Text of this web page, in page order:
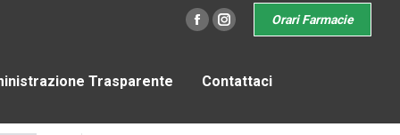
FacebookInstagram
Orari Farmacie
Trasparente Contattaci